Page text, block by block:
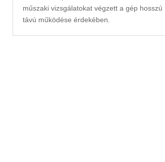
műszaki vizsgálatokat végzett a gép hosszú
távú működése érdekében.